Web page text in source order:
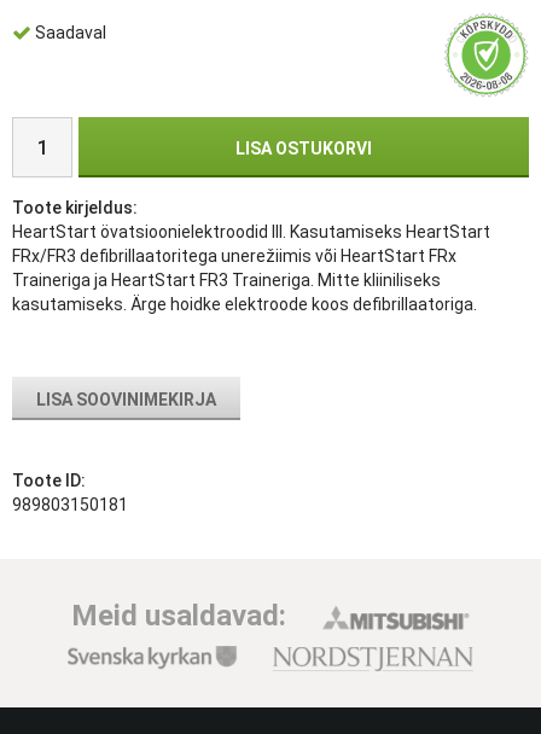
Saadaval
LISA OSTUKORVI
Toote kirjeldus:
HeartStart övatsioonielektroodid III. Kasutamiseks HeartStart
FRx/FR3 defibrillaatoritega unerežiimis või HeartStart FRx
Traineriga ja HeartStart FR3 Traineriga. Mitte kliiniliseks
kasutamiseks. Ärge hoidke elektroode koos defibrillaatoriga.
LISA SOOVINIMEKIRJA
Toote ID:
989803150181
Meid usaldavad: